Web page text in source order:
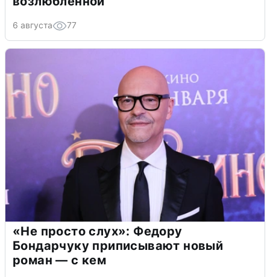
6 августа 77
«Не просто слух»: Федору
Бондарчуку приписывают новый
роман — с кем